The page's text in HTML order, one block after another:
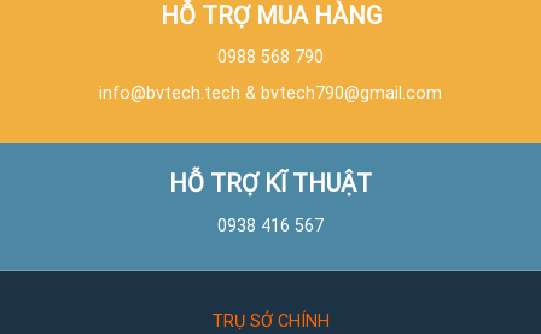
HỖ TRỢ MUA HÀNG
0988 568 790
info@bvtech.tech & bvtech790@gmail.com
HỖ TRỢ KĨ THUẬT
0938 416 567
TRỤ SỞ CHÍNH